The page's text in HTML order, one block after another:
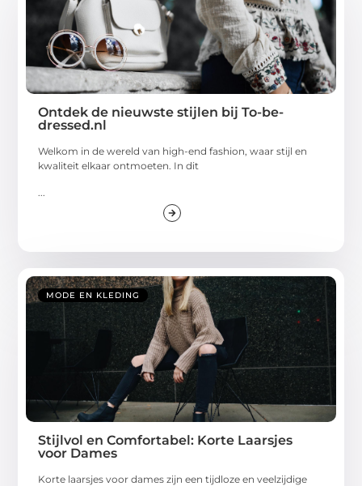
Ontdek de nieuwste stijlen bij To-be-
dressed.nl
Welkom in de wereld van high-end fashion, waar stijl en
kwaliteit elkaar ontmoeten. In dit
MODE EN KLEDING
Stijlvol en Comfortabel: Korte Laarsjes
voor Dames
Korte laarsjes voor dames zijn een tijdloze en veelzijdige